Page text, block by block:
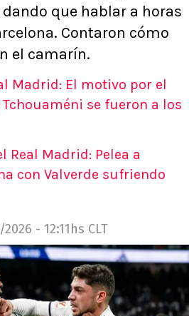
que hablar a horas
Contaron cómo
el camarín.
Madrid: El motivo por el
Tchouaméni se fueron a los
Real Madrid: Pelea a
con Valverde sufriendo
- 12:11hs CLT